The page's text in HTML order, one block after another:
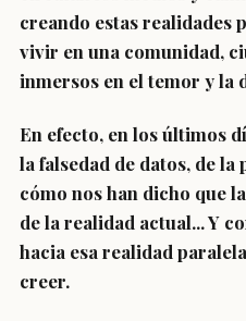
creando estas realidades
vivir en una comunidad,
inmersos en el temor y la
En efecto, en los últimos
la falsedad de datos, de
cómo nos han dicho que
de la realidad actual... Y
hacia esa realidad
creer.